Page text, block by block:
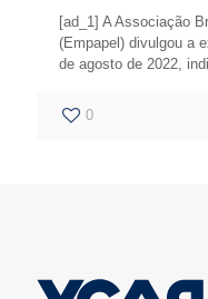
[ad_1] A Associação
(Empapel) divulgou a
de agosto de 2022,
0